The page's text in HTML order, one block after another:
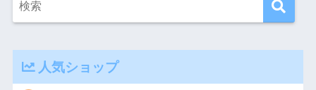
人気ショップ